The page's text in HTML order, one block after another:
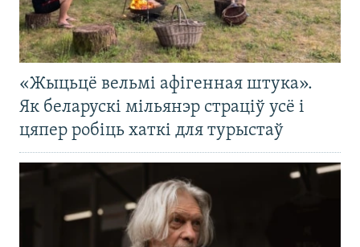
«Жыцьцё вельмі афігенная штука».
Як беларускі мільянэр страціў усё і
цяпер робіць хаткі для турыстаў